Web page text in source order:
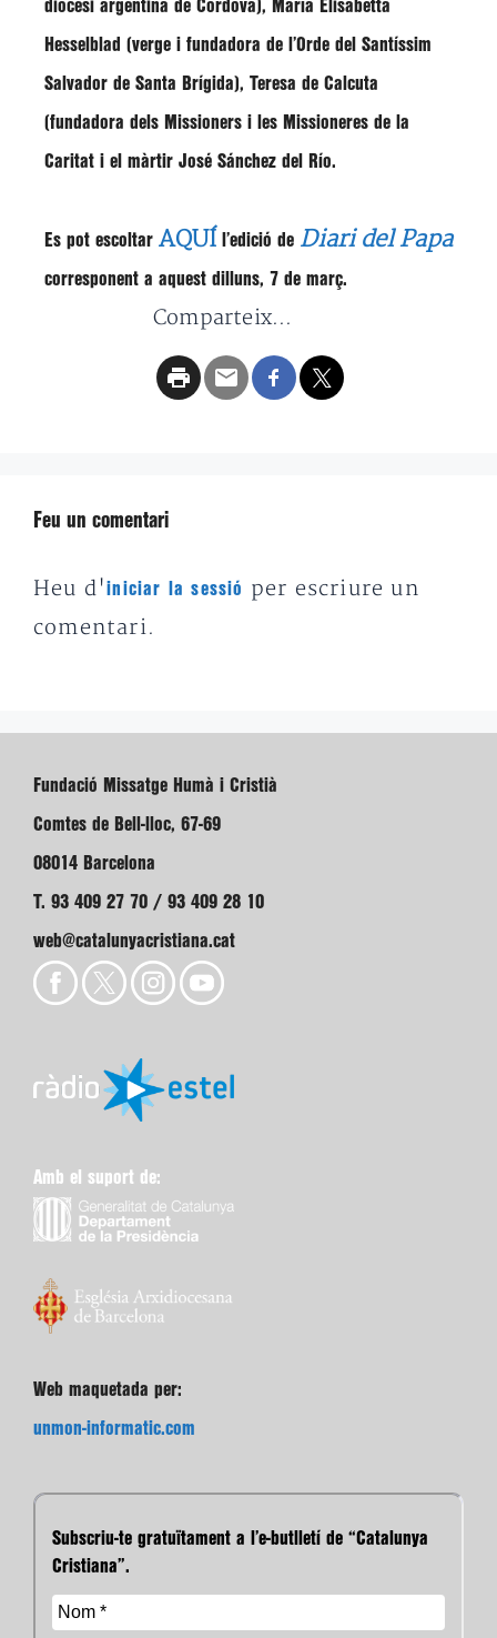
diòcesi argentina de Còrdova), María Elisabetta
Hesselblad (verge i fundadora de l’Orde del Santíssim
Salvador de Santa Brígida), Teresa de Calcuta
(fundadora dels Missioners i les Missioneres de la
Caritat i el màrtir José Sánchez del Río.
Es pot escoltar AQUÍ l’edició de Diari del Papa
corresponent a aquest dilluns, 7 de març.
Comparteix...
Feu un comentari
Heu d'iniciar la sessió
per escriure un
comentari.
Fundació Missatge Humà i Cristià
Comtes de Bell-lloc, 67-69
08014 Barcelona
T. 93 409 27 70 / 93 409 28 10
web@catalunyacristiana.cat
Amb el suport de:
Web maquetada per:
unmon-informatic.com
Subscriu-te gratuïtament a l’e-butlletí de “Catalunya
Cristiana”.